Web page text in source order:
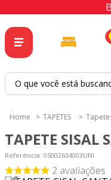
O que você está
TAPETES
TAPETE SISAL
Referência: 05002634003UNI
2 avaliações
2º
tapete
3º
cortina